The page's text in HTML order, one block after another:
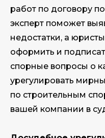
работ по договору
эксперт поможет
недостатки, а
оформить и
спорные вопросы о
урегулировать
по строительным
вашей компании в